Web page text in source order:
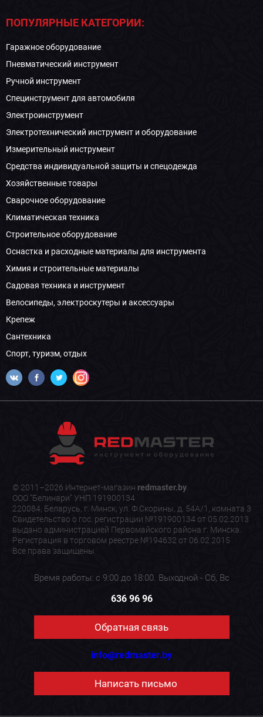
ПОПУЛЯРНЫЕ КАТЕГОРИИ:
Гаражное оборудование
Пневматический инструмент
Ручной инструмент
Специнструмент для автомобиля
Электроинструмент
Электротехнический инструмент и оборудование
Измерительный инструмент
Средства индивидуальной защиты и спецодежда
Хозяйственные товары
Сварочное оборудование
Климатическая техника
Строительное оборудование
Оснастка и расходные материалы для инструмента
Химия и строительные материалы
Садовая техника и инструмент
Велосипеды, электроскутеры и аксессуары
Крепеж
Сантехника
Спорт, туризм, отдых
© 2011–2026 Интернет-магазин redmaster.by.
ООО "Белинари" УНП 191900134
220084, Беларусь, г. Минск, ул. Ф.Скорины, д. 54А/1, комната 3
Свидетельство о гос. регистрации №191900134 от 05.02.2013
выдано администрацией Первомайского района г. Минска.
Регистрация в торговом реестре №194632 от 06.02.2015
Все права защищены
Время работы: с 9:00 до 18:00. Выходной - Сб, Вс
636 96 96
Обратная связь
info@redmaster.by
Написать письмо